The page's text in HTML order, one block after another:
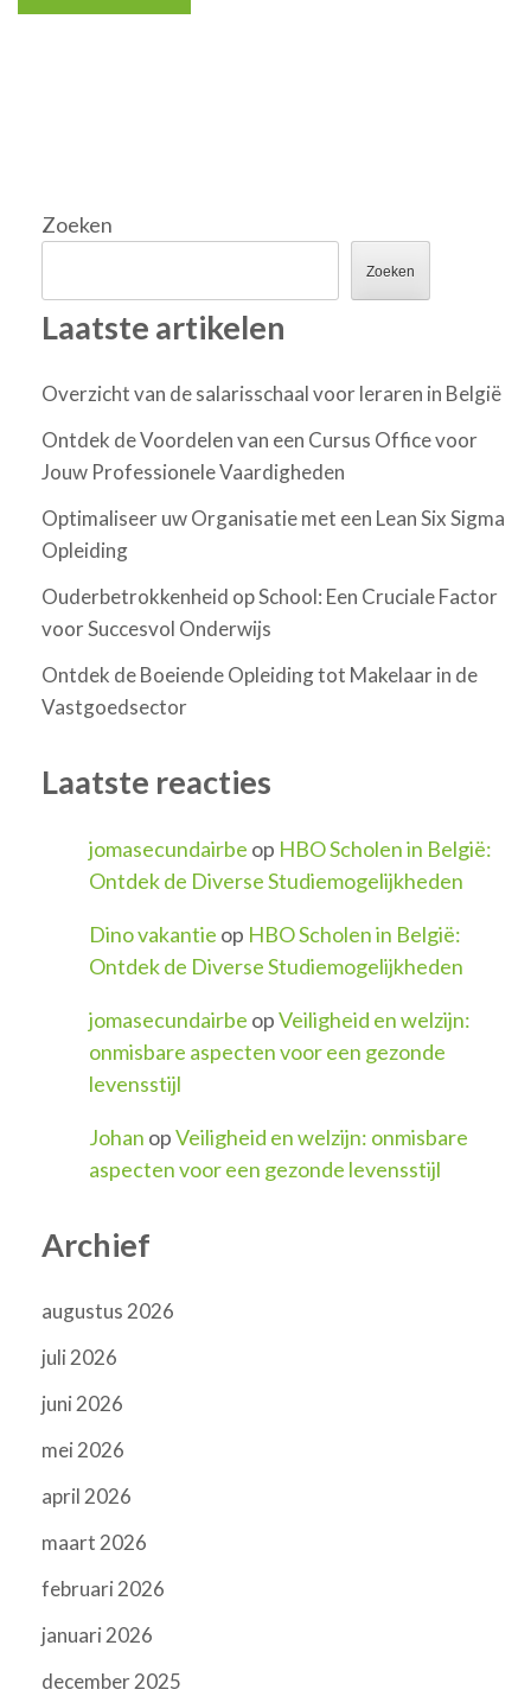
Zoeken
Zoeken
Laatste artikelen
Overzicht van de salarisschaal voor leraren in België
Ontdek de Voordelen van een Cursus Office voor
Jouw Professionele Vaardigheden
Optimaliseer uw Organisatie met een Lean Six Sigma
Opleiding
Ouderbetrokkenheid op School: Een Cruciale Factor
voor Succesvol Onderwijs
Ontdek de Boeiende Opleiding tot Makelaar in de
Vastgoedsector
Laatste reacties
jomasecundairbe op HBO Scholen in België:
Ontdek de Diverse Studiemogelijkheden
Dino vakantie op HBO Scholen in België:
Ontdek de Diverse Studiemogelijkheden
jomasecundairbe opVeiligheid en welzijn:
onmisbare aspecten voor een gezonde
levensstijl
Johan opVeiligheid en welzijn: onmisbare
aspecten voor een gezonde levensstijl
Archief
augustus 2026
juli 2026
juni 2026
mei 2026
april 2026
maart 2026
februari 2026
januari 2026
december 2025